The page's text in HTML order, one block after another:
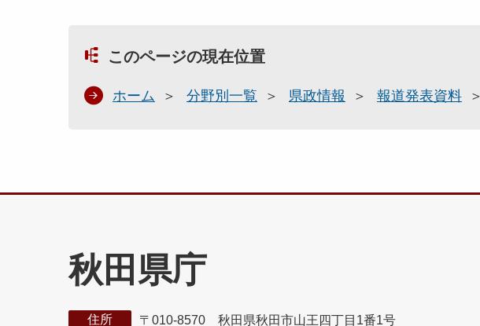
このページの現在位置
ホーム 分野別一覧 県政情報 報道発表資料
秋田県庁
住所 〒010-8570 秋田県秋田市山王四丁目1番1号